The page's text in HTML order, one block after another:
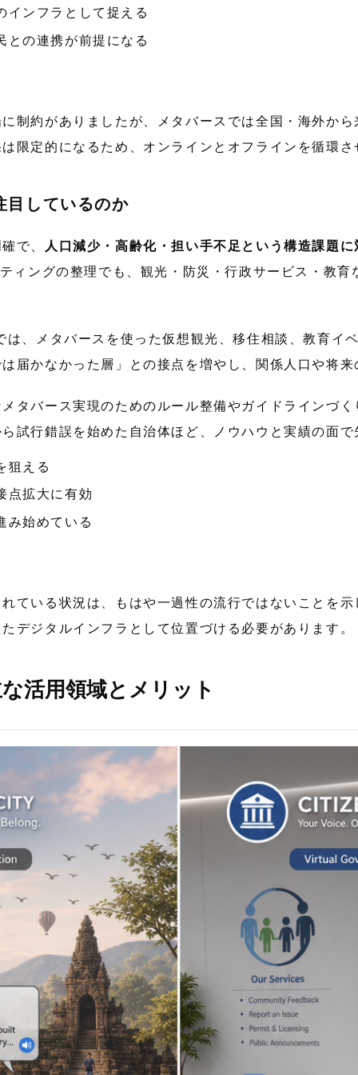
インフラとして捉える
との連携が前提になる
制約がありましたが、メタバースでは全国・海外か
限定的になるため、オンラインとオフラインを循環
目しているのか
で、 人口減少・高齢化・担い手不足という構造課題
ィングの整理でも、観光・防災・行政サービス・教
、メタバースを使った仮想観光、移住相談、教育イ
届かなかった層」との接点を増やし、関係人口や将
タバース実現のためのルール整備やガイドラインづ
試行錯誤を始めた自治体ほど、ノウハウと実績の面
狙える
点拡大に有効
み始めている
ている状況は、もはや一過性の流行ではないことを
デジタルインフラとして位置づける必要があります。
活用領域とメリット